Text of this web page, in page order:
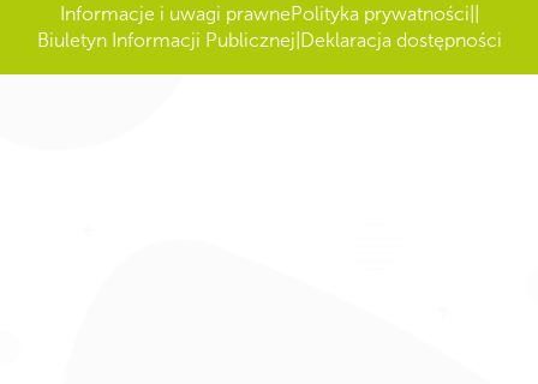
Informacje i uwagi prawnePolityka prywatności
Biuletyn Informacji Publicznej Deklaracja dostępności